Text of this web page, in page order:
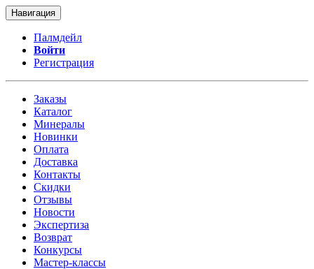
Навигация
Палмдейл
Войти
Регистрация
Заказы
Каталог
Минералы
Новинки
Оплата
Доставка
Контакты
Скидки
Отзывы
Новости
Экспертиза
Возврат
Конкурсы
Мастер-классы